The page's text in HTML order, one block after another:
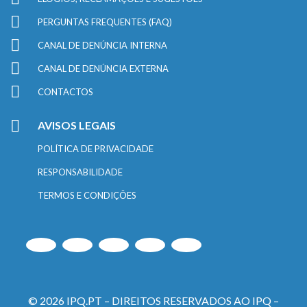
PERGUNTAS FREQUENTES (FAQ)
CANAL DE DENÚNCIA INTERNA
CANAL DE DENÚNCIA EXTERNA
CONTACTOS
AVISOS LEGAIS
POLÍTICA DE PRIVACIDADE
RESPONSABILIDADE
TERMOS E CONDIÇÕES
© 2026 IPQ.PT – DIREITOS RESERVADOS AO IPQ –